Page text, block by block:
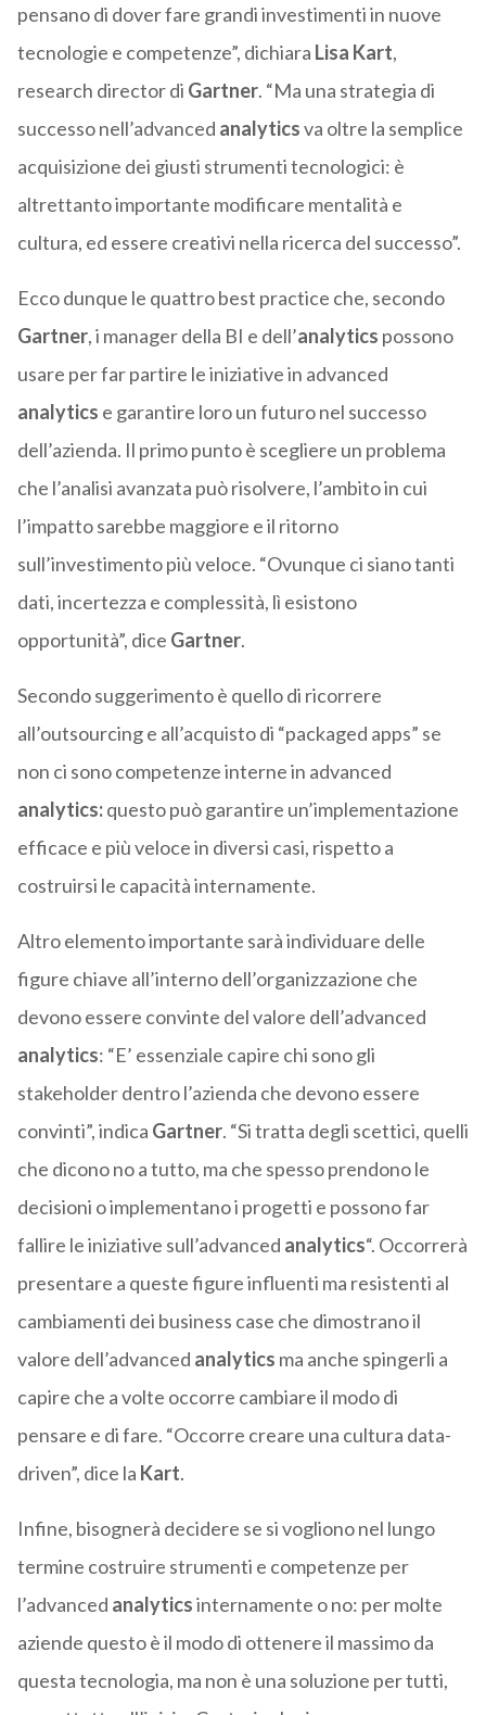
pensano di dover fare grandi investimenti in nuove
tecnologie e competenze”, dichiara Lisa Kart,
research director di Gartner. “Ma una strategia di
successo nell’advanced analyticsva oltre la semplice
acquisizione dei giusti strumenti tecnologici: è
altrettanto importante modificare mentalità e
cultura, ed essere creativi nella ricerca del successo”.
Ecco dunque le quattro best practice che, secondo
Gartner, i manager della BI e dell’analytics possono
usare per far partire le iniziative in advanced
analytics e garantire loro un futuro nel successo
dell’azienda. Il primo punto è scegliere un problema
che l’analisi avanzata può risolvere, l’ambito in cui
l’impatto sarebbe maggiore e il ritorno
sull’investimento più veloce. “Ovunque ci siano tanti
dati, incertezza e complessità, lì esistono
opportunità”, dice Gartner.
Secondo suggerimento è quello di ricorrere
all’outsourcing e all’acquisto di “packaged apps” se
non ci sono competenze interne in advanced
analytics:questo può garantire un’implementazione
efficace e più veloce in diversi casi, rispetto a
costruirsi le capacità internamente.
Altro elemento importante sarà individuare delle
figure chiave all’interno dell’organizzazione che
devono essere convinte del valore dell’advanced
analytics: “E’ essenziale capire chi sono gli
stakeholder dentro l’azienda che devono essere
convinti”, indica Gartner. “Si tratta degli scettici, quelli
che dicono no a tutto, ma che spesso prendono le
decisioni o implementano i progetti e possono far
fallire le iniziative sull’advanced analytics“. Occorrerà
presentare a queste figure influenti ma resistenti al
cambiamenti dei business case che dimostrano il
valore dell’advanced analytics ma anche spingerli a
capire che a volte occorre cambiare il modo di
pensare e di fare. “Occorre creare una cultura data-
driven”, dice la Kart.
Infine, bisognerà decidere se si vogliono nel lungo
termine costruire strumenti e competenze per
l’advanced analyticsinternamente o no: per molte
aziende questo è il modo di ottenere il massimo da
questa tecnologia, ma non è una soluzione per tutti,